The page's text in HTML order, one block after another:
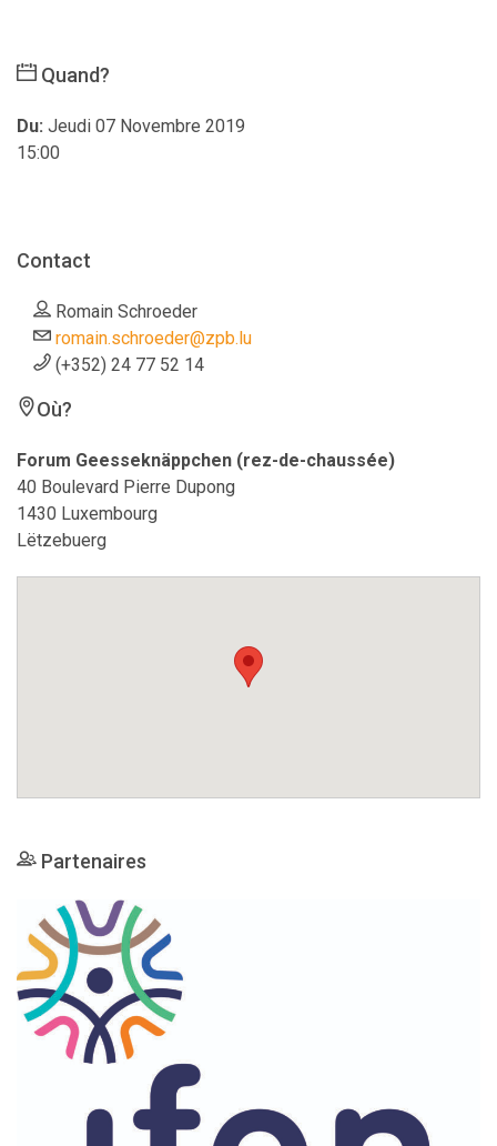
Quand?
Du: Jeudi 07 Novembre 2019
15:00
Contact
Romain Schroeder
romain.schroeder@zpb.lu
(+352) 24 77 52 14
Où?
Forum Geesseknäppchen (rez-de-chaussée)
40 Boulevard Pierre Dupong
1430 Luxembourg
Lëtzebuerg
Partenaires